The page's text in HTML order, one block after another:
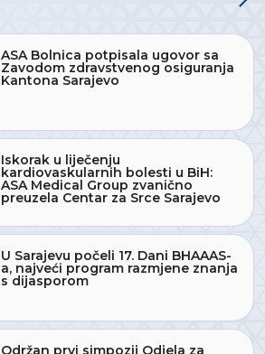
ASA Bolnica potpisala ugovor sa
Zavodom zdravstvenog osiguranja
Kantona Sarajevo
Iskorak u liječenju
kardiovaskularnih bolesti u BiH:
ASA Medical Group zvanično
preuzela Centar za Srce Sarajevo
U Sarajevu počeli 17. Dani BHAAAS-
a, najveći program razmjene znanja
s dijasporom
Održan prvi simpozij Odjela za